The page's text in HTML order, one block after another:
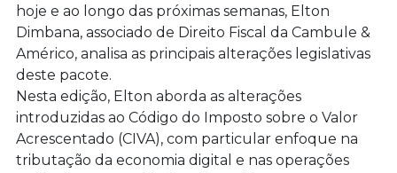
hoje e ao longo das próximas semanas, Elton
Dimbana, associado de Direito Fiscal da Cambule &
Américo, analisa as principais alterações legislativas
deste pacote.
Nesta edição, Elton aborda as alterações
introduzidas ao Código do Imposto sobre o Valor
Acrescentado (CIVA), com particular enfoque na
tributação da economia digital e nas operações